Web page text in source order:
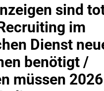
sind
im
Dienst
benötigt /
müssen